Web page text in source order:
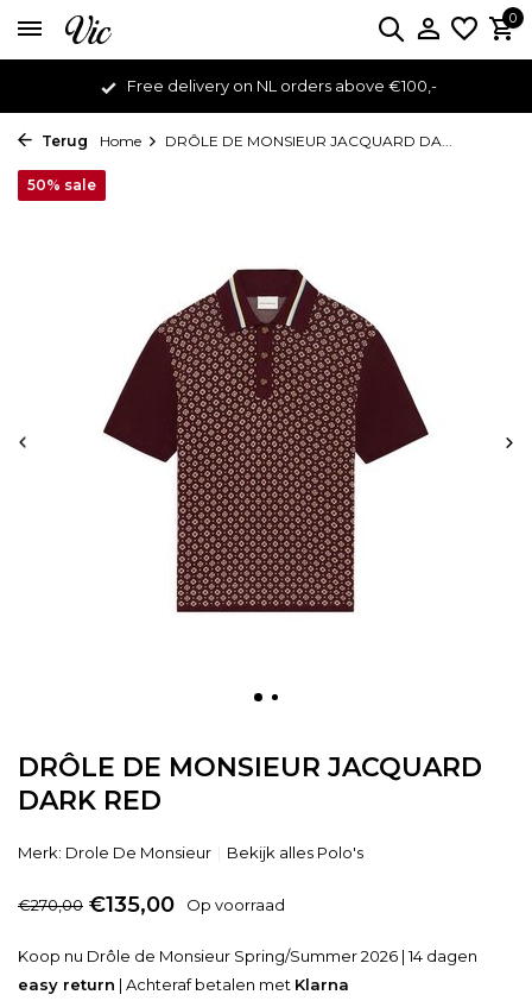
0
Free delivery on NL orders above €100,-
Terug Home DRÔLE DE MONSIEUR JACQUARD DA...
DRÔLE DE MONSIEUR JACQUARD
DARK RED
50% sale
Merk: Drole De Monsieur Bekijk alles Polo's
€270,00 €135,00 Op voorraad
Koop nu Drôle de Monsieur Spring/Summer 2026 | 14 dagen
easy return | Achteraf betalen met Klarna